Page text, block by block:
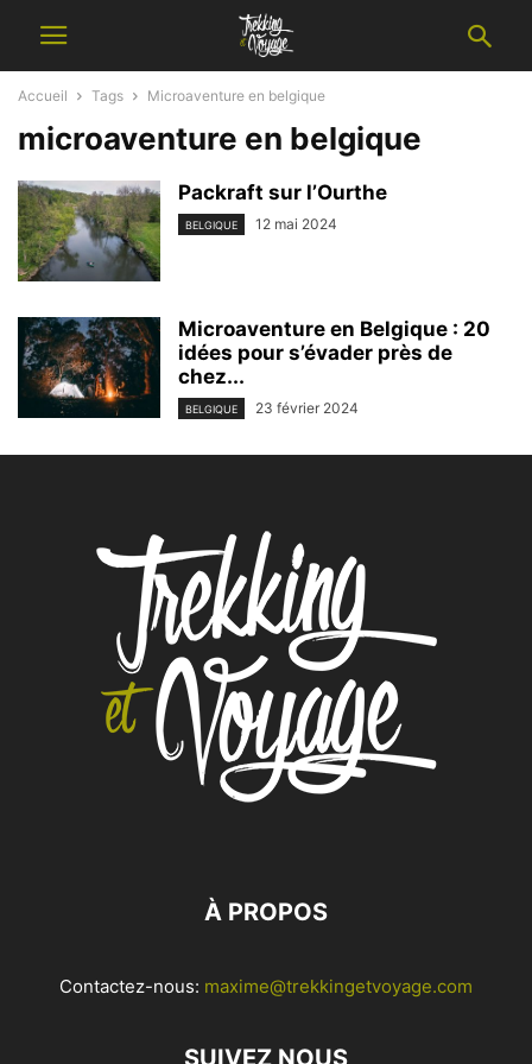
Accueil Tags Microaventure en belgique
microaventure en belgique
Packraft sur l’Ourthe
BELGIQUE 12 mai 2024
Microaventure en Belgique : 20
idées pour s’évader près de
chez...
BELGIQUE 23 février 2024
À PROPOS
Contactez-nous: maxime@trekkingetvoyage.com
SUIVEZ NOUS